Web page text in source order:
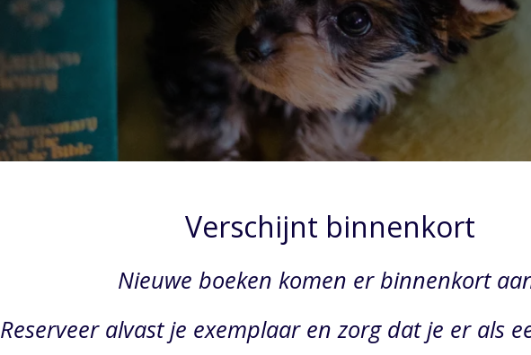
Verschijnt binnenkort
Nieuwe boeken komen er binnenkort
Reserveer alvast je exemplaar en zorg dat je er als